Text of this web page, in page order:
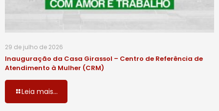
29 de julho de 2026
Inauguração da Casa Girassol – Centro de Referência de
Atendimento à Mulher (CRM)
Leia mais...